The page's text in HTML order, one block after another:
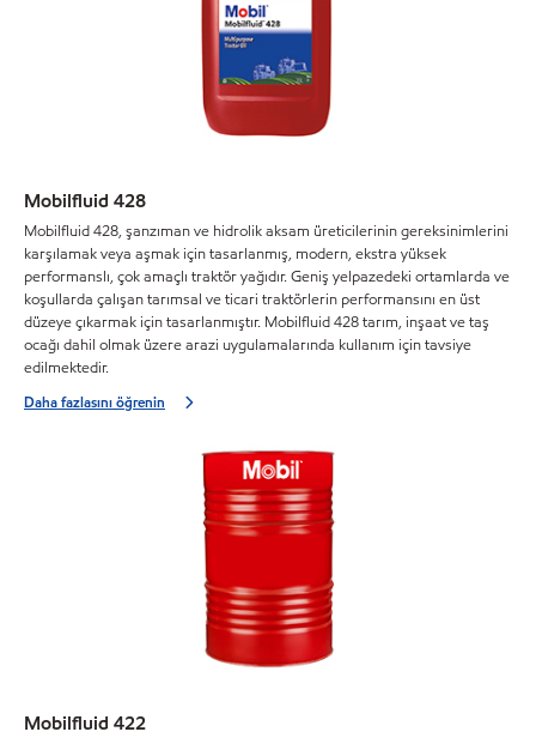
Mobilfluid 428
Mobilfluid 428, şanzıman ve hidrolik aksam üreticilerinin gereksinimlerini
karşılamak veya aşmak için tasarlanmış, modern, ekstra yüksek
performanslı, çok amaçlı traktör yağıdır. Geniş yelpazedeki ortamlarda ve
koşullarda çalışan tarımsal ve ticari traktörlerin performansını en üst
düzeye çıkarmak için tasarlanmıştır. Mobilfluid 428 tarım, inşaat ve taş
ocağı dahil olmak üzere arazi uygulamalarında kullanım için tavsiye
edilmektedir.
Daha fazlasını öğrenin
Mobilfluid 422